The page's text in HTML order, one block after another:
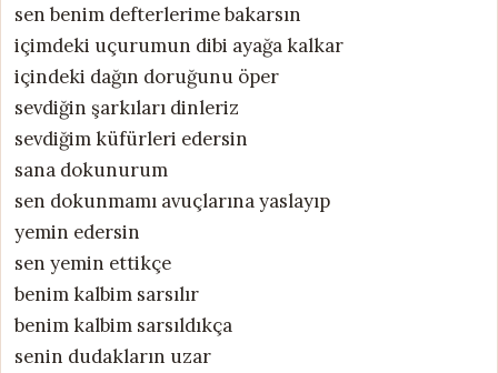
sen benim defterlerime bakarsın
içimdeki uçurumun dibi ayağa kalkar
içindeki dağın doruğunu öper
sevdiğin şarkıları dinleriz
sevdiğim küfürleri edersin
sana dokunurum
sen dokunmamı avuçlarına yaslayıp
yemin edersin
sen yemin ettikçe
benim kalbim sarsılır
benim kalbim sarsıldıkça
senin dudakların uzar